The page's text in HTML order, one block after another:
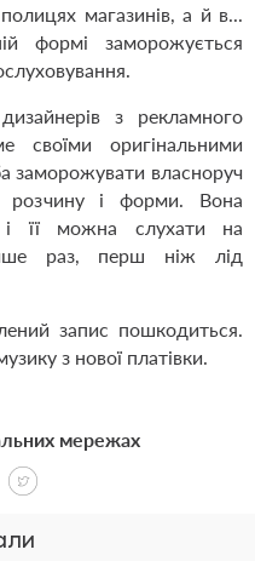
магазинів, а й в...
формі заморожується
з рекламного
своїми оригінальними
заморожувати власноруч
розчину і форми. Вона
її можна слухати на
раз, перш ніж лід
запис пошкодиться.
з нової платівки.
мережах